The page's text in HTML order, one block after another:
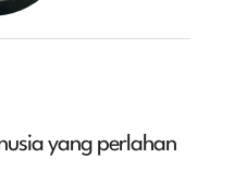
yang perlahan